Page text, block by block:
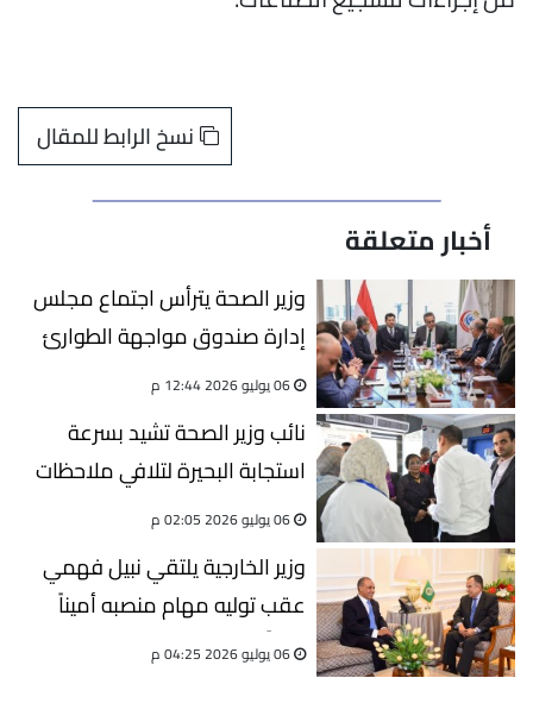
نسخ الرابط للمقال
أخبار متعلقة
وزير الصحة يترأس اجتماع مجلس
إدارة صندوق مواجهة الطوارئ
الطبية والأمراض الوراثية والنادرة
06 يوليو 2026 12:44 م
نائب وزير الصحة تشيد بسرعة
استجابة البحيرة لتلافي ملاحظات
الزيارات السابقة وتؤكد: تطوير
أولوية
06 يوليو 2026 02:05 م
وزير الخارجية يلتقي نبيل فهمي
عقب توليه مهام منصبه أميناً
عاماً لجامعة الدول العربية
06 يوليو 2026 04:25 م